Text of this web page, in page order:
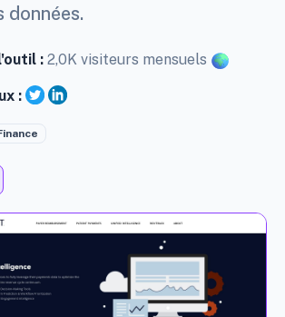
données.
: 2,0K visiteurs mensuels
: